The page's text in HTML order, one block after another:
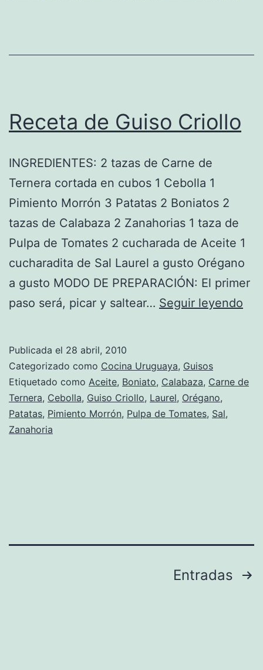
Receta de Guiso Criollo
INGREDIENTES: 2 tazas de Carne de
Ternera cortada en cubos 1 Cebolla 1
Pimiento Morrón 3 Patatas 2 Boniatos 2
tazas de Calabaza 2 Zanahorias 1 taza de
Pulpa de Tomates 2 cucharada de Aceite 1
cucharadita de Sal Laurel a gusto Orégano
a gusto MODO DE PREPARACIÓN: El primer
paso será, picar y saltear… Seguir leyendo
Publicada el 28 abril, 2010
Categorizado como Cocina Uruguaya, Guisos
Etiquetado como Aceite, Boniato, Calabaza, Carne de
Ternera, Cebolla, Guiso Criollo, Laurel, Orégano,
Patatas, Pimiento Morrón, Pulpa de Tomates, Sal,
Zanahoria
Entradas